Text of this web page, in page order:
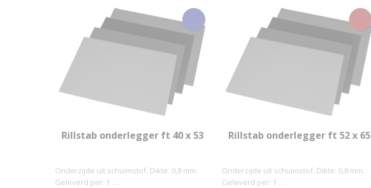
Rillstab onderlegger ft 40 x 53
Onderzijde uit schuimstof. Dikte: 0,8 mm.
Geleverd per: 1 .…
Rillstab onderlegger ft 52 x 65
Onderzijde uit schuimstof. Dikte: 0,8 mm.
Geleverd per: 1 .…